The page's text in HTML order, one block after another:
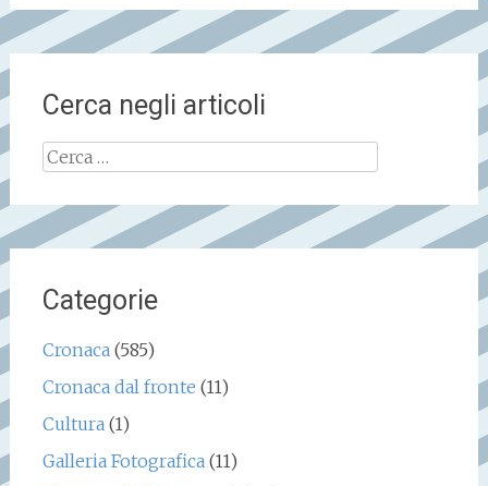
Cerca negli articoli
Ricerca
Categorie
Cronaca(585)
Cronaca dal fronte (11)
Cultura(1)
Galleria Fotografica(11)